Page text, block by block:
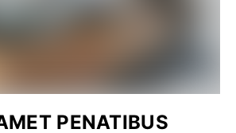
PENATIBUS